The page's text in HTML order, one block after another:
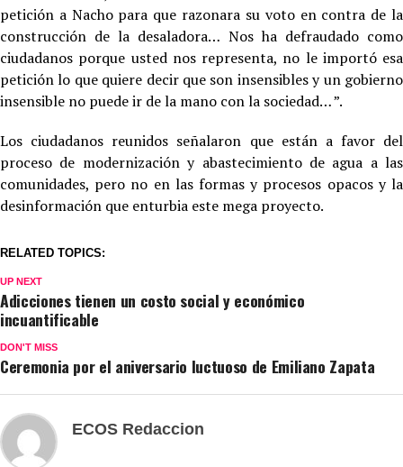
petición a Nacho para que razonara su voto en contra de la
construcción de la desaladora… Nos ha defraudado como
ciudadanos porque usted nos representa, no le importó esa
petición lo que quiere decir que son insensibles y un gobierno
insensible no puede ir de la mano con la sociedad… ”.
Los ciudadanos reunidos señalaron que están a favor del
proceso de modernización y abastecimiento de agua a las
comunidades, pero no en las formas y procesos opacos y la
desinformación que enturbia este mega proyecto.
RELATED TOPICS:
UP NEXT
Adicciones tienen un costo social y económico
incuantificable
DON'T MISS
Ceremonia por el aniversario luctuoso de Emiliano Zapata
ECOS Redaccion